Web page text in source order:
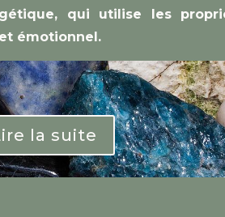
qui utilise les
émotionnel.
la suite